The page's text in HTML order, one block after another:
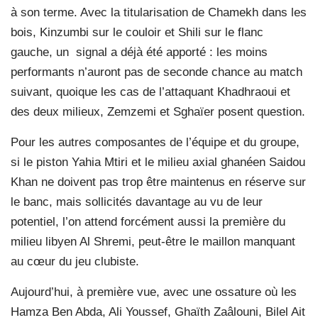
à son terme. Avec la titularisation de Chamekh dans les
bois, Kinzumbi sur le couloir et Shili sur le flanc
gauche, un signal a déjà été apporté : les moins
performants n’auront pas de seconde chance au match
suivant, quoique les cas de l’attaquant Khadhraoui et
des deux milieux, Zemzemi et Sghaïer posent question.
Pour les autres composantes de l’équipe et du groupe,
si le piston Yahia Mtiri et le milieu axial ghanéen Saidou
Khan ne doivent pas trop être maintenus en réserve sur
le banc, mais sollicités davantage au vu de leur
potentiel, l’on attend forcément aussi la première du
milieu libyen Al Shremi, peut-être le maillon manquant
au cœur du jeu clubiste.
Aujourd’hui, à première vue, avec une ossature où les
Hamza Ben Abda, Ali Youssef, Ghaïth Zaâlouni, Bilel Ait